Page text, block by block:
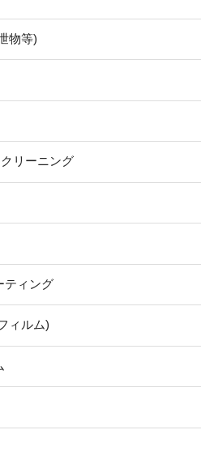
物等)
リーニング
ティング
ィルム)